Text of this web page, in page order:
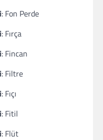
: Fon Perde
: Fırça
: Fincan
: Filtre
: Fıçı
: Fitil
: Flüt